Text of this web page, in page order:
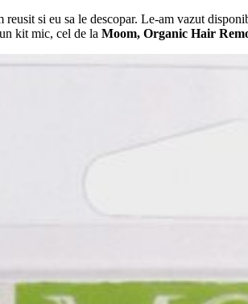
si eu sa le descopar. Le-am vazut
kit mic, cel de la Moom, Organic Hair